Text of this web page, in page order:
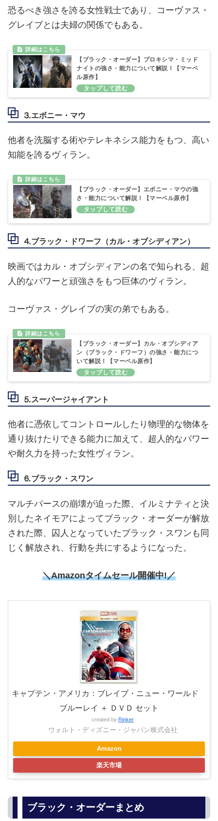
恐るべき強さを誇る女性戦士であり、コーヴァス・
グレイブとは夫婦の関係でもある。
【ブラック・オーダー】プロキシマ・ミッド
ナイトの強さ・能力について解説！【マーベ
ル原作】
⒊エボニー・マウ
他者を洗脳する術やテレキネシス能力をもつ、高い
知能を誇るヴィラン。
【ブラック・オーダー】エボニー・マウの強
さ・能力について解説！【マーベル原作】
⒋ブラック・ドワーフ（カル・オブシディアン）
映画ではカル・オブシディアンの名で知られる、超
人的なパワーと頑強さをもつ巨体のヴィラン。
コーヴァス・グレイブの実の弟でもある。
【ブラック・オーダー】カル・オブシディア
ン（ブラック・ドワーフ）の強さ・能力につ
いて解説！【マーベル原作】
⒌スーパージャイアント
他者に憑依してコントロールしたり物理的な物体を
通り抜けたりできる能力に加えて、超人的なパワー
や耐久力を持った女性ヴィラン。
⒍ブラック・スワン
マルチバースの崩壊が迫った際、イルミナティと決
別したネイモアによってブラック・オーダーが解放
された際、囚人となっていたブラック・スワンも同
じく解放され、行動を共にするようになった。
＼Amazonタイムセール開催中!／
キャプテン・アメリカ：ブレイブ・ニュー・ワールド
ブルーレイ ＋ ＤＶＤ セット
created by Rinker
ウォルト・ディズニー・ジャパン株式会社
Amazon
楽天市場
ブラック・オーダーまとめ